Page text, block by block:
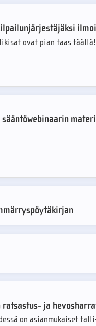
ovat pian taas täällä!
sääntöwebinaarin
ja
on asianmukaiset